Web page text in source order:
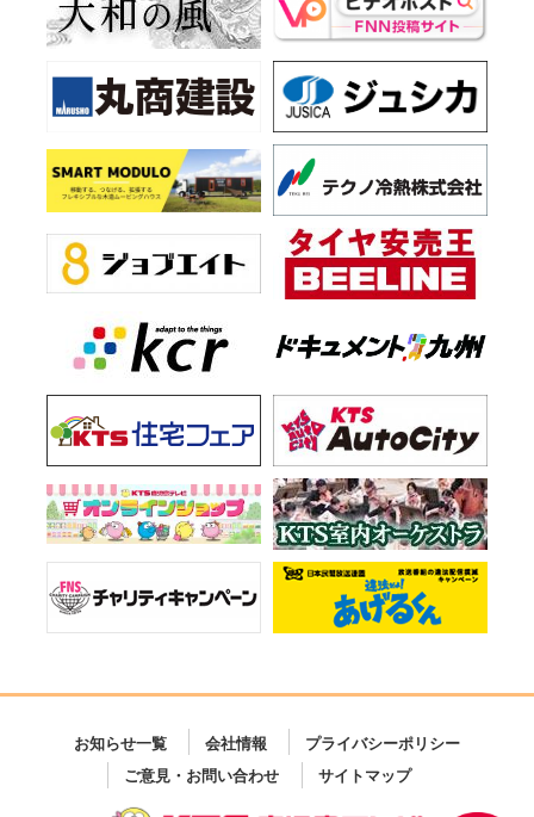
お知らせ一覧 会社情報
プライバシーポリシー
ご意見・お問い合わせ
サイトマップ